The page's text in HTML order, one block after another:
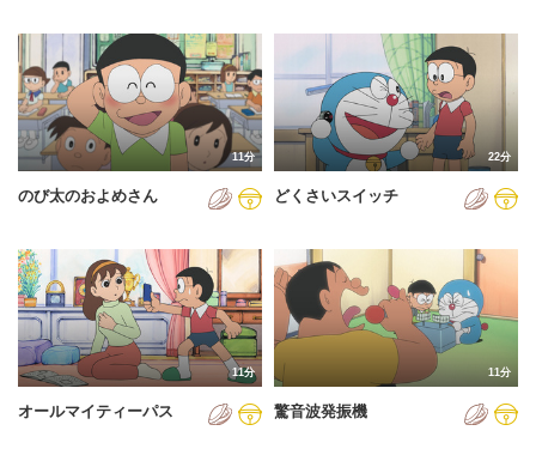
2014年
2015年
2016年
2017年
2019年
2020年
2021年
2022年
11分
のび太のおよめさん
22分
どくさいスイッチ
11分
オールマイティーパス
11分
驚音波発振機